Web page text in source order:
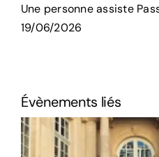
Une personne assiste
19/06/2026
Évènements liés